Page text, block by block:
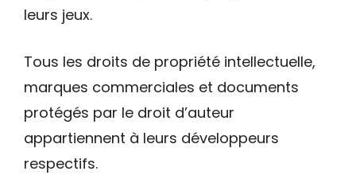
leurs jeux.
Tous les droits de propriété intellectuelle,
marques commerciales et documents
protégés par le droit d’auteur
appartiennent à leurs développeurs
respectifs.